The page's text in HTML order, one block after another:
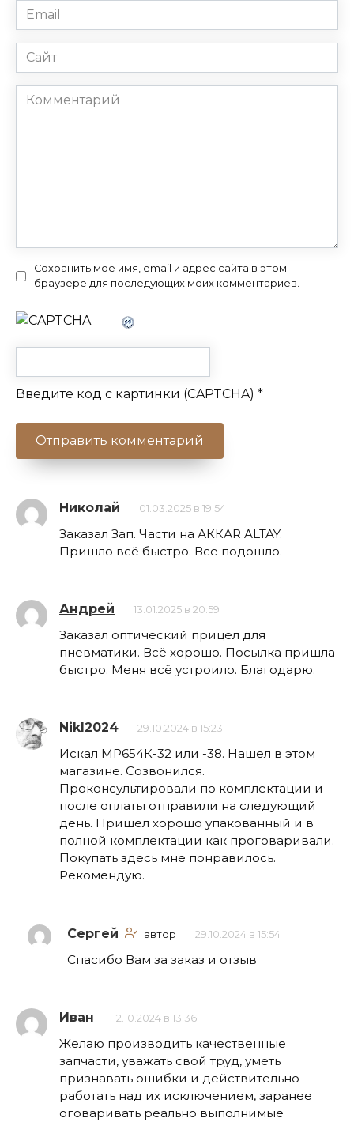
Email
*
Сайт
Комментарий
Сохранить моё имя, email и адрес сайта в этом
браузере для последующих моих комментариев.
Введите код с картинки (CAPTCHA) *
Николай 01.03.2025 в 19:54
Заказал Зап. Части на АККАR ALTAY.
Пришло всё быстро. Все подошло.
Андрей 13.01.2025 в 20:59
Заказал оптический прицел для
пневматики. Всё хорошо. Посылка пришла
быстро. Меня всё устроило. Благодарю.
NikI2024 29.10.2024 в 15:23
Искал МР654К-32 или -38. Нашел в этом
магазине. Созвонился.
Проконсультировали по комплектации и
после оплаты отправили на следующий
день. Пришел хорошо упакованный и в
полной комплектации как проговаривали.
Покупать здесь мне понравилось.
Рекомендую.
Сергей автор 29.10.2024 в 15:54
Спасибо Вам за заказ и отзыв
Иван 12.10.2024 в 13:36
Желаю производить качественные
запчасти, уважать свой труд, уметь
признавать ошибки и действительно
работать над их исключением, заранее
оговаривать реально выполнимые